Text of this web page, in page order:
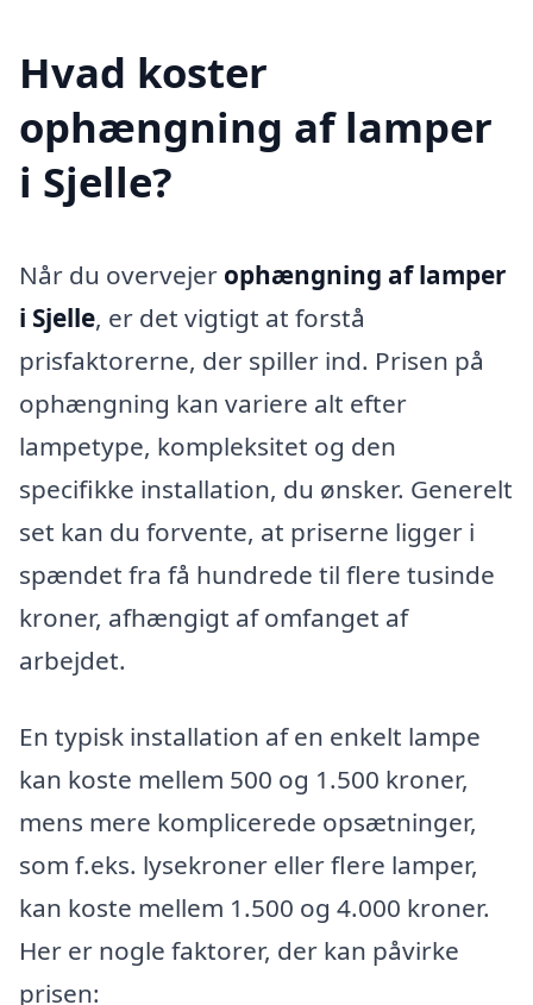
Hvad koster
ophængning af lamper
i Sjelle?
Når du overvejer ophængning af lamper
i Sjelle, er det vigtigt at forstå
prisfaktorerne, der spiller ind. Prisen på
ophængning kan variere alt efter
lampetype, kompleksitet og den
specifikke installation, du ønsker. Generelt
set kan du forvente, at priserne ligger i
spændet fra få hundrede til flere tusinde
kroner, afhængigt af omfanget af
arbejdet.
En typisk installation af en enkelt lampe
kan koste mellem 500 og 1.500 kroner,
mens mere komplicerede opsætninger,
som f.eks. lysekroner eller flere lamper,
kan koste mellem 1.500 og 4.000 kroner.
Her er nogle faktorer, der kan påvirke
prisen: